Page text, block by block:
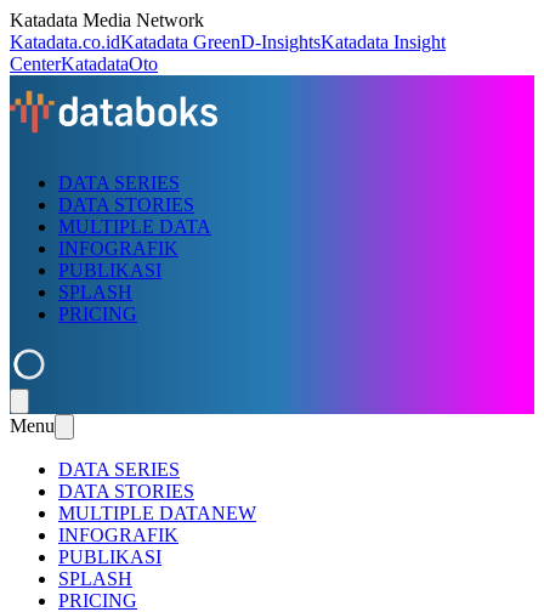
Katadata Media Network
Katadata.co.idKatadata GreenD-InsightsKatadata Insight
CenterKatadataOto
DATA SERIES
DATA STORIES
MULTIPLE DATA
INFOGRAFIK
PUBLIKASI
SPLASH
PRICING
Menu
DATA SERIES
DATA STORIES
MULTIPLE DATANEW
INFOGRAFIK
PUBLIKASI
SPLASH
PRICING